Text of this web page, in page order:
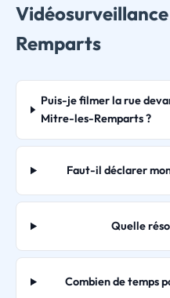
Remparts
Puis-je filmer la rue
Mitre-les-Remparts ?
Faut-il déclarer
Quelle
Combien de temps